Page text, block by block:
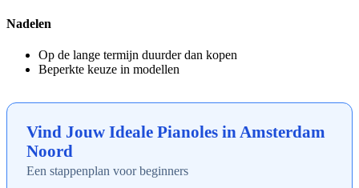
Nadelen
Op de lange termijn duurder dan kopen
Beperkte keuze in modellen
Vind Jouw Ideale Pianoles in Amsterdam
Noord
Een stappenplan voor beginners